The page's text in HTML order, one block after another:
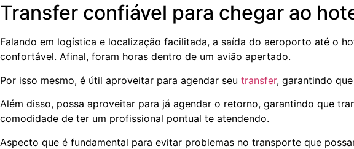
Transfer confiável para chegar ao
Falando em logística e localização facilitada, a saída do aeroporto até o
confortável. Afinal, foram horas dentro de um avião apertado.
Por isso mesmo, é útil aproveitar para agendar seu transfer, garantindo
Além disso, possa aproveitar para já agendar o retorno, garantindo que
comodidade de ter um profissional pontual te atendendo.
Aspecto que é fundamental para evitar problemas no transporte que